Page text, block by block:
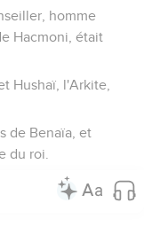
homme
Hacmoni, était
Hushaï, l'Arkite,
de Benaïa, et
du roi.